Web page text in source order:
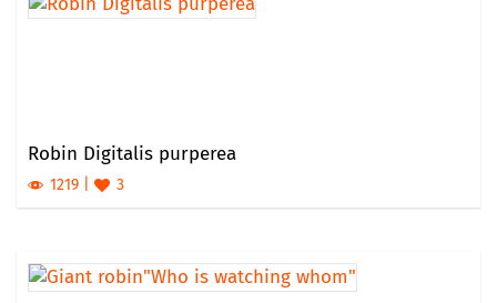
Robin Digitalis purperea
1219 3